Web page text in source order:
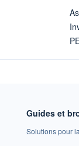
Guides et
Solutions pour